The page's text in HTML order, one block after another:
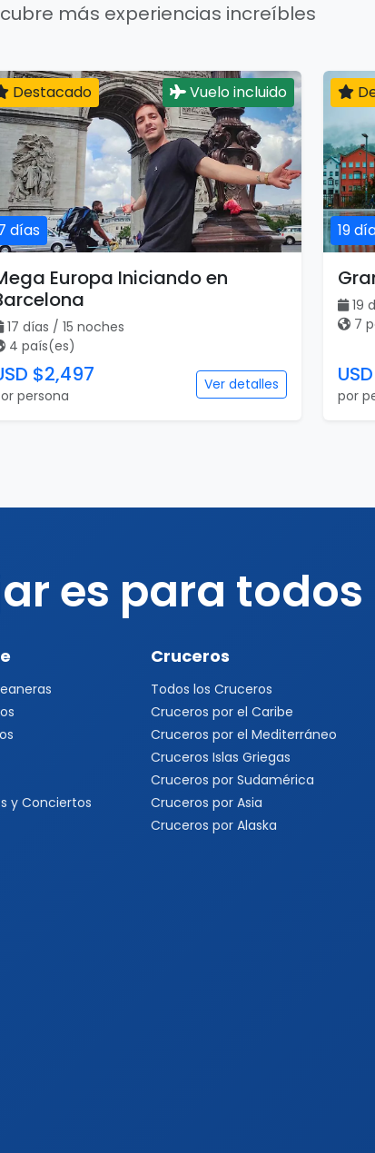
más experiencias increíbles
días
Destacado Vuelo incluido
Europa Iniciando en
17 días / 15 noches
4 país(es)
$2,497
persona
Ver detalles
19
19
7
por
es para todos
y Conciertos
Cruceros
Todos los Cruceros
Cruceros por el Caribe
Cruceros por el Mediterráneo
Cruceros Islas Griegas
Cruceros por Sudamérica
Cruceros por Asia
Cruceros por Alaska